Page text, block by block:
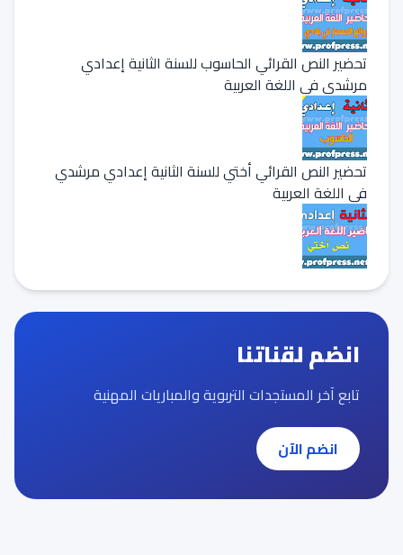
تحضير النص القرائي الحاسوب للسنة الثانية إعدادي
مرشدي في اللغة العربية
تحضير النص القرائي أختي للسنة الثانية إعدادي مرشدي
في اللغة العربية
انضم لقناتنا
تابع آخر المستجدات التربوية والمباريات المهنية
انضم الآن